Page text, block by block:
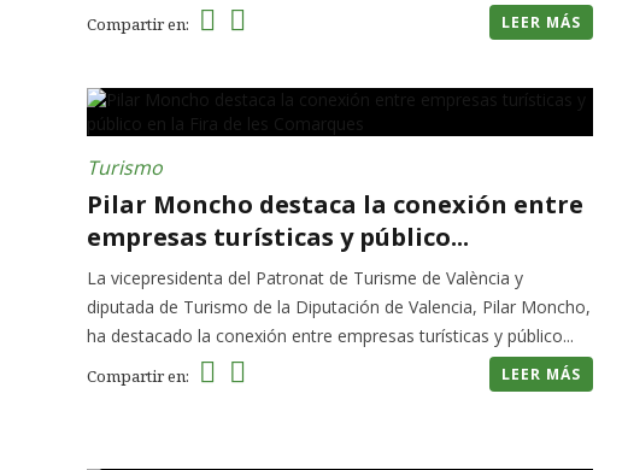
Compartir en: LEER MÁS
Turismo
Pilar Moncho destaca la conexión entre
empresas turísticas y público...
La vicepresidenta del Patronat de Turisme de València y
diputada de Turismo de la Diputación de Valencia, Pilar Moncho,
ha destacado la conexión entre empresas turísticas y público...
Compartir en: LEER MÁS